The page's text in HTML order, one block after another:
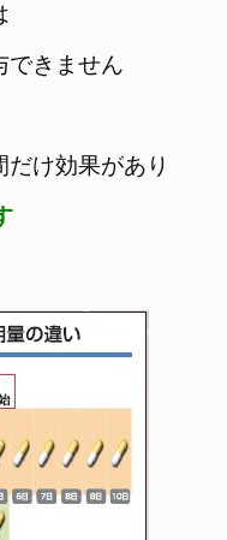
できません
け効果があり